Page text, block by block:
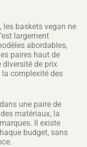
les baskets vegan ne
largement
abordables,
paires haut de
diversité de prix
la complexité des
une paire de
matériaux, la
Il existe
budget, sans